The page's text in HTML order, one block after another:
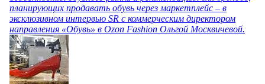
планирующих продавать обувь через маркетплейс – в
эксклюзивном интервью SR с коммерческим директором
направления «Обувь» в Ozon Fashion Ольгой Москвичевой.